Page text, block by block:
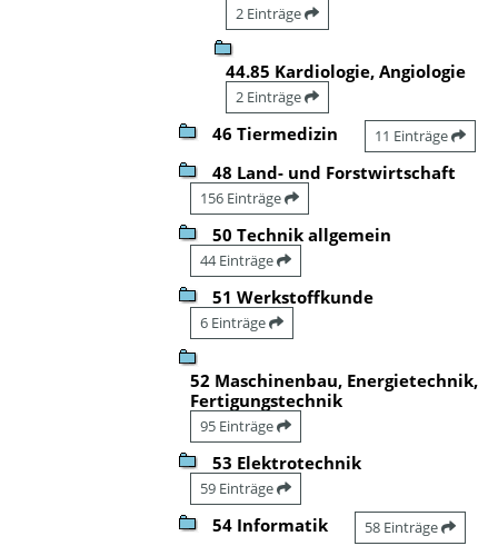
2 Einträge
44.85 Kardiologie, Angiologie
2 Einträge
46 Tiermedizin 11 Einträge
48 Land- und Forstwirtschaft
156 Einträge
50 Technik allgemein
44 Einträge
51 Werkstoffkunde
6 Einträge
52 Maschinenbau, Energietechnik,
Fertigungstechnik
95 Einträge
53 Elektrotechnik
59 Einträge
54 Informatik 58 Einträge